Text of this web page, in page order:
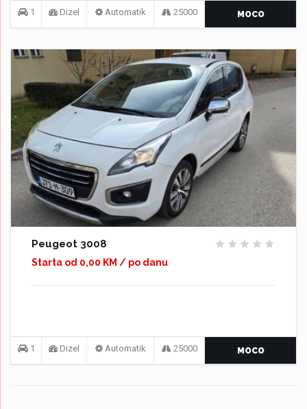
1 Dizel Automatik 25000 MOCO
Peugeot 3008
Starta od 0,00 KM / po danu
1 Dizel Automatik 25000 MOCO